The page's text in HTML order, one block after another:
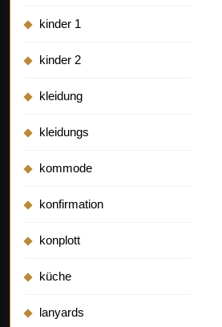
kinder 1
kinder 2
kleidung
kleidungs
kommode
konfirmation
konplott
küche
lanyards